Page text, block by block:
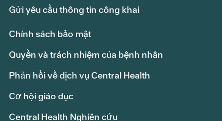
Gửi yêu cầu thông tin công khai
Chính sách bảo mật
Quyền và trách nhiệm của bệnh nhân
Phản hồi về dịch vụ Central Health
Cơ hội giáo dục
Central Health Nghiên cứu